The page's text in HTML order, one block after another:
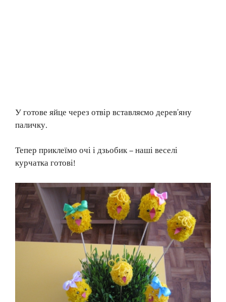
У готове яйце через отвір вставляємо дерев’яну
паличку.
Тепер приклеїмо очі і дзьобик – наші веселі
курчатка готові!